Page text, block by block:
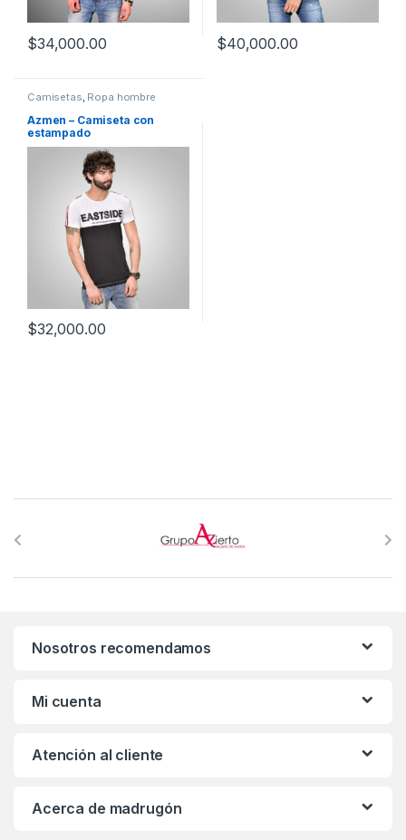
$34,000.00 $40,000.00
Camisetas, Ropa hombre
Azmen – Camiseta con
estampado
$32,000.00
Nosotros recomendamos
Mi cuenta
Atención al cliente
Acerca de madrugón